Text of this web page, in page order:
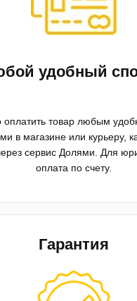
удобный
товар любым
в магазине или курьеру,
сервис Долями. Для
оплата по счету.
Гарантия